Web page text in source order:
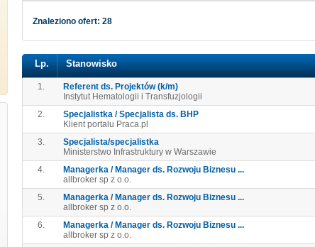
Znaleziono ofert: 28
Lp. Stanowisko
1.
Referent ds. Projektów (k/m)
Instytut Hematologii i Transfuzjologii
2.
Specjalistka / Specjalista ds. BHP
Klient portalu Praca.pl
3.
Specjalista/specjalistka
Ministerstwo Infrastruktury w Warszawie
4.
Managerka / Manager ds. Rozwoju Biznesu ...
allbroker sp z o.o.
5.
Managerka / Manager ds. Rozwoju Biznesu ...
allbroker sp z o.o.
6.
Managerka / Manager ds. Rozwoju Biznesu ...
allbroker sp z o.o.